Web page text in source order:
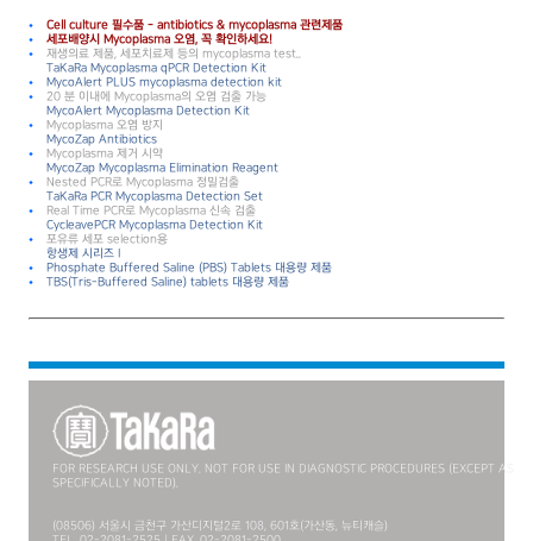
Cell culture 필수품 - antibiotics & mycoplasma 관련제품
세포배양시 Mycoplasma 오염, 꼭 확인하세요!
재생의료 제품, 세포치료제 등의 mycoplasma test..
TaKaRa Mycoplasma qPCR Detection Kit
MycoAlert PLUS mycoplasma detection kit
20 분 이내에 Mycoplasma의 오염 검출 가능
MycoAlert Mycoplasma Detection Kit
Mycoplasma 오염 방지
MycoZap Antibiotics
Mycoplasma 제거 시약
MycoZap Mycoplasma Elimination Reagent
Nested PCR로 Mycoplasma 정밀검출
TaKaRa PCR Mycoplasma Detection Set
Real Time PCR로 Mycoplasma 신속 검출
CycleavePCR Mycoplasma Detection Kit
포유류 세포 selection용
항생제 시리즈 I
Phosphate Buffered Saline (PBS) Tablets 대용량 제품
TBS(Tris-Buffered Saline) tablets 대용량 제품
FOR RESEARCH USE ONLY. NOT FOR USE IN DIAGNOSTIC PROCEDURES (EXCEPT AS
SPECIFICALLY NOTED).
(08506) 서울시 금천구 가산디지털2로 108, 601호(가산동, 뉴티캐슬)